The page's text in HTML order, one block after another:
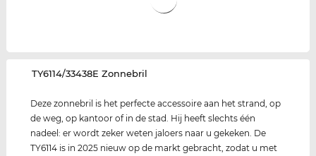
‌TY6114/33438E Zonnebril
Deze zonnebril is het perfecte accessoire aan het strand, op
de weg, op kantoor of in de stad. Hij heeft slechts één
nadeel: er wordt zeker weten jaloers naar u gekeken. De
TY6114 is in 2025 nieuw op de markt gebracht, zodat u met